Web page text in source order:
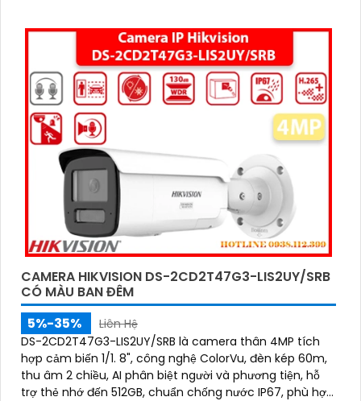
CAMERA HIKVISION DS-2CD2T47G3-LIS2UY/SRB
CÓ MÀU BAN ĐÊM
5%-35%
Liên Hệ
DS-2CD2T47G3-LIS2UY/SRB là camera thân 4MP tích
hợp cảm biến 1/1. 8", công nghệ ColorVu, đèn kép 60m,
thu âm 2 chiều, AI phân biệt người và phương tiện, hỗ
trợ thẻ nhớ đến 512GB, chuẩn chống nước IP67, phù hợp